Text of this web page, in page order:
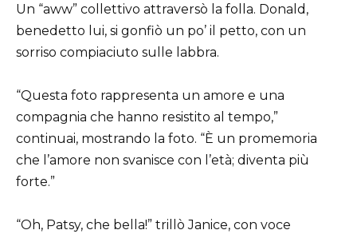
Un “aww” collettivo attraversò la folla. Donald,
benedetto lui, si gonfiò un po’ il petto, con un
sorriso compiaciuto sulle labbra.
“Questa foto rappresenta un amore e una
compagnia che hanno resistito al tempo,”
continuai, mostrando la foto. “È un promemoria
che l’amore non svanisce con l’età; diventa più
forte.”
“Oh, Patsy, che bella!” trillò Janice, con voce